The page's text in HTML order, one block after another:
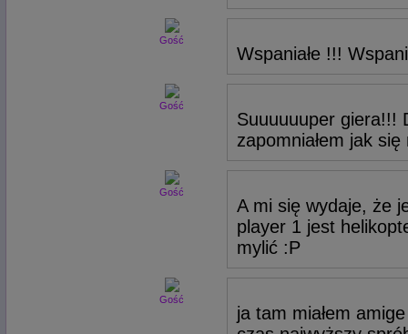
Gość
Wspaniałe !!!
Gość
Suuuuuuper giera!!!
zapomniałem jak
Gość
A mi się wydaje, że
player 1 jest
mylić :P
Gość
ja tam miałem